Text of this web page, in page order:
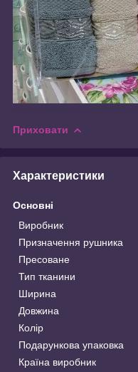
Приховати
Характеристики
Основні
Виробник
Призначення рушника
Пресоване
Тип тканини
Ширина
Довжина
Колір
Подарункова упаковка
Країна виробник